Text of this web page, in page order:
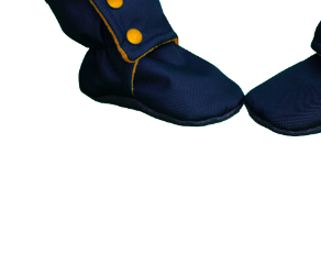
Pălării de Soare